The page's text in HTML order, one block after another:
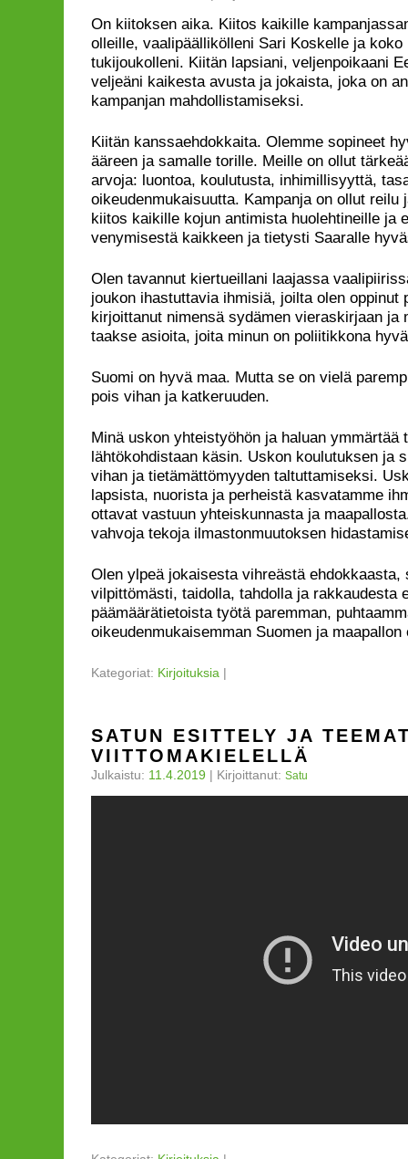
On kiitoksen aika. Kiitos kaikille
olleille, vaalipäällikölleni Sari Koskelle ja
tukijoukolleni. Kiitän lapsiani, veljenpoikaani
veljeäni kaikesta avusta ja jokaista, joka on
kampanjan mahdollistamiseksi.
Kiitän kanssaehdokkaita. Olemme sopineet
ääreen ja samalle torille. Meille on ollut
arvoja: luontoa, koulutusta, inhimillisyyttä,
oikeudenmukaisuutta. Kampanja on ollut reilu
kiitos kaikille kojun antimista huolehtineille ja
venymisestä kaikkeen ja tietysti Saaralle
Olen tavannut kiertueillani laajassa
joukon ihastuttavia ihmisiä, joilta olen oppinut
kirjoittanut nimensä sydämen vieraskirjaan ja
taakse asioita, joita minun on poliitikkona
Suomi on hyvä maa. Mutta se on vielä
pois vihan ja katkeruuden.
Minä uskon yhteistyöhön ja haluan ymmärtää
lähtökohdistaan käsin. Uskon koulutuksen ja
vihan ja tietämättömyyden taltuttamiseksi.
lapsista, nuorista ja perheistä kasvatamme
ottavat vastuun yhteiskunnasta ja
vahvoja tekoja ilmastonmuutoksen
Olen ylpeä jokaisesta vihreästä ehdokkaasta,
vilpittömästi, taidolla, tahdolla ja rakkaudesta
päämäärätietoista työtä paremman,
oikeudenmukaisemman Suomen ja maapallon
Kategoriat: Kirjoituksia |
SATUN ESITTELY JA
VIITTOMAKIELELLÄ
Julkaistu: 11.4.2019 | Kirjoittanut: Satu